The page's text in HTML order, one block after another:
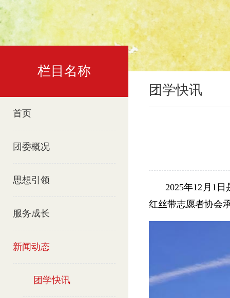
栏目名称
首页
团委概况
思想引领
服务成长
新闻动态
团学快讯
团学快讯
2025年12月1
红丝带志愿者协会